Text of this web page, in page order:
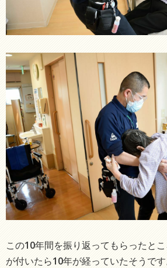
この10年間を振り返ってもらったと
が付いたら10年が経っていたそうです